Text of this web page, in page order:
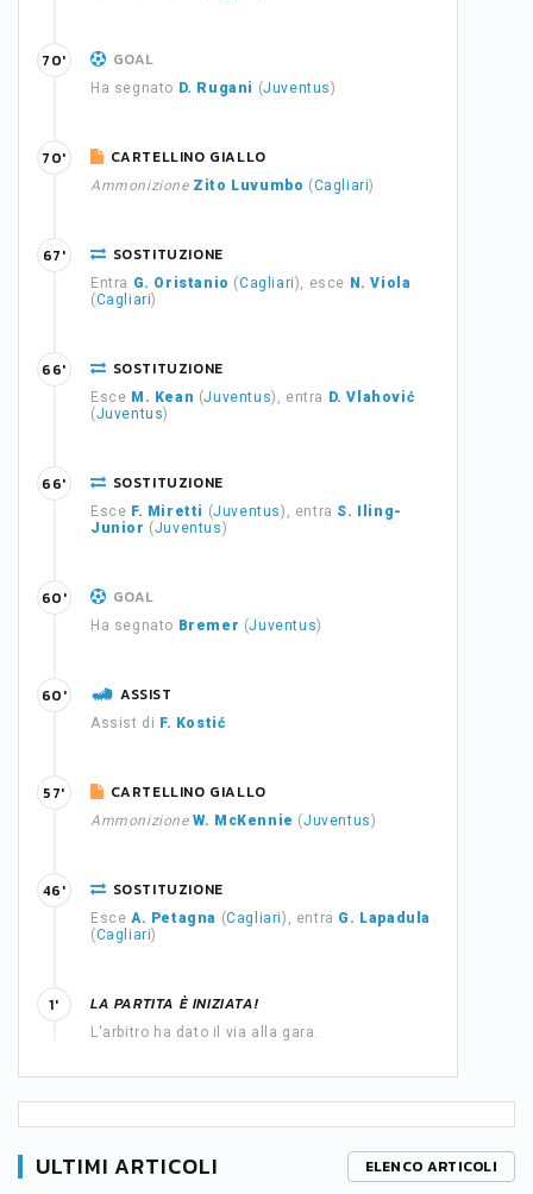
GOAL
Ha segnato D. Rugani (Juventus)
70'
CARTELLINO GIALLO
Ammonizione Zito Luvumbo (Cagliari)
70'
SOSTITUZIONE
Entra G. Oristanio (Cagliari), esce N. Viola
(Cagliari)
67'
SOSTITUZIONE
Esce M. Kean (Juventus), entra
D. Vlahović
(Juventus)
66'
SOSTITUZIONE
Esce F. Miretti (Juventus), entra S. Iling-
Junior (Juventus)
66'
GOAL
Ha segnato Bremer (Juventus)
60'
ASSIST
Assist di F. Kostić
60'
CARTELLINO GIALLO
Ammonizione W. McKennie (Juventus)
57'
SOSTITUZIONE
Esce A. Petagna (Cagliari), entra G. Lapadula
(Cagliari)
46'
LA PARTITA È INIZIATA!
L'arbitro ha dato il via alla gara.
1'
ULTIMI ARTICOLI ELENCO ARTICOLI